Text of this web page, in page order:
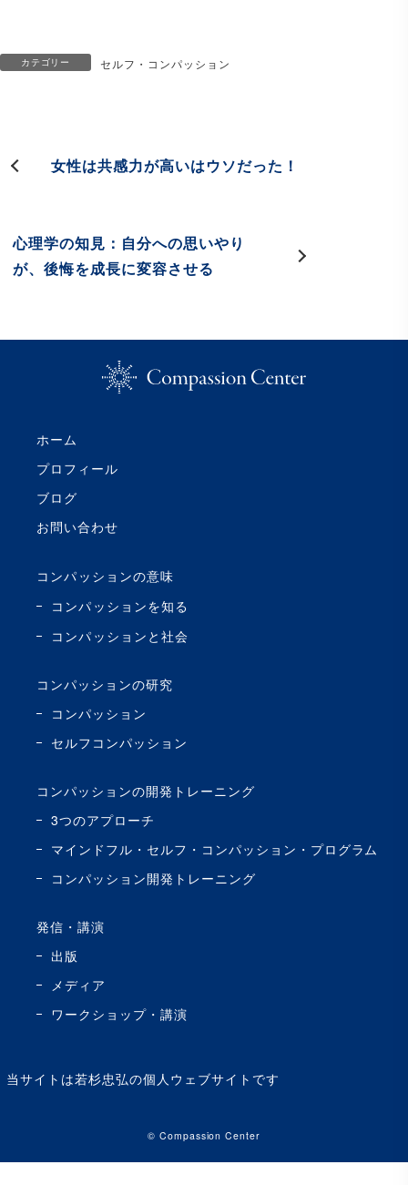
カテゴリー セルフ・コンパッション
女性は共感力が高いはウソだった！
心理学の知見：自分への思いやり
が、後悔を成長に変容させる
ホーム
プロフィール
ブログ
お問い合わせ
コンパッションの意味
コンパッションを知る
コンパッションと社会
コンパッションの研究
コンパッション
セルフコンパッション
コンパッションの開発トレーニング
3つのアプローチ
マインドフル・セルフ・コンパッション・プログラム
コンパッション開発トレーニング
発信・講演
出版
メディア
ワークショップ・講演
当サイトは若杉忠弘の個人ウェブサイトです
© Compassion Center